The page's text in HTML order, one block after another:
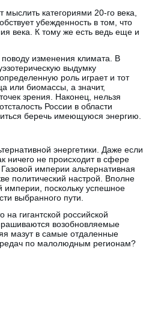
категориями 20-го века,
убежденность в том, что
века. К тому же есть ведь еще и
изменения климата. В
выдумку
роль играет и тот
или биомассы, а значит,
зрения. Наконец, нельзя
России в области
беречь имеющуюся энергию.
энергетики. Даже если
ничего не происходит в сфере
империи альтернативная
политический настрой. Вполне
империи, поскольку успешное
выбранного пути.
гигантской российской
возобновляемые
мазут в самые отдаленные
по малолюдным регионам?